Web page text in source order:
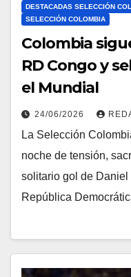
DESTACADAS SELECCIÓN
SELECCIÓN COLOMBIA
Colombia
RD Congo y
el Mundial
24/06/2026
La Selección
noche de tensión,
solitario gol de Daniel
República